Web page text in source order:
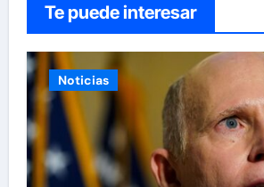
Te puede interesar
Noticias